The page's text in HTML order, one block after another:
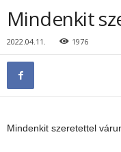
Mindenkit
2022.04.11. 1976
Mindenkit szeretettel